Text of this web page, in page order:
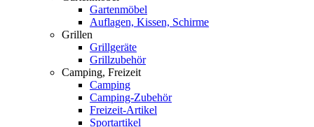
Gartenmöbel
Auflagen, Kissen, Schirme
Grillen
Grillgeräte
Grillzubehör
Camping, Freizeit
Camping
Camping-Zubehör
Freizeit-Artikel
Sportartikel